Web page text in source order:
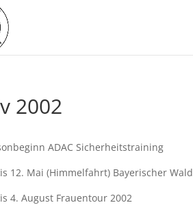
2002
ADAC Sicherheitstraining
12. Mai (Himmelfahrt) Bayerischer Wald
4. August Frauentour 2002